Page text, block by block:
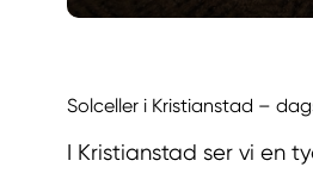
Solceller i Kristianstad –
I Kristianstad ser vi en